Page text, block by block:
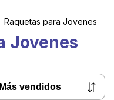
Raquetas para Jovenes
Jovenes